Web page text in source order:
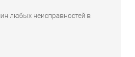
любых неисправностей в